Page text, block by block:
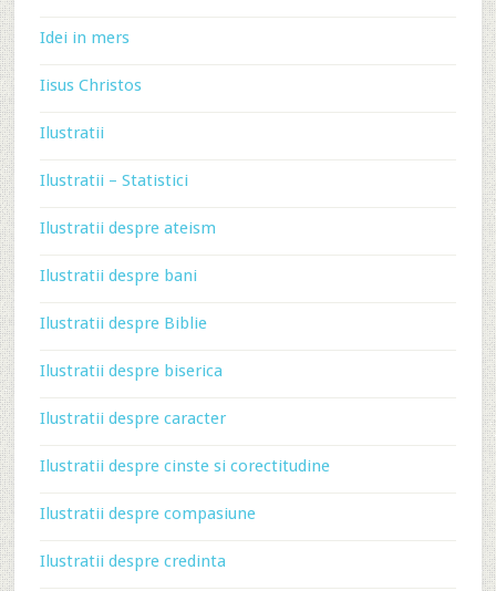
Idei in mers
Iisus Christos
Ilustratii
Ilustratii – Statistici
Ilustratii despre ateism
Ilustratii despre bani
Ilustratii despre Biblie
Ilustratii despre biserica
Ilustratii despre caracter
Ilustratii despre cinste si corectitudine
Ilustratii despre compasiune
Ilustratii despre credinta